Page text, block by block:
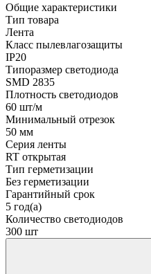
Общие характеристики
Тип товара
Лента
Класс пылевлагозащиты
IP20
Типоразмер светодиода
SMD 2835
Плотность светодиодов
60 шт/м
Минимальный отрезок
50 мм
Серия ленты
RT открытая
Тип герметизации
Без герметизации
Гарантийный срок
5 год(а)
Количество светодиодов
300 шт